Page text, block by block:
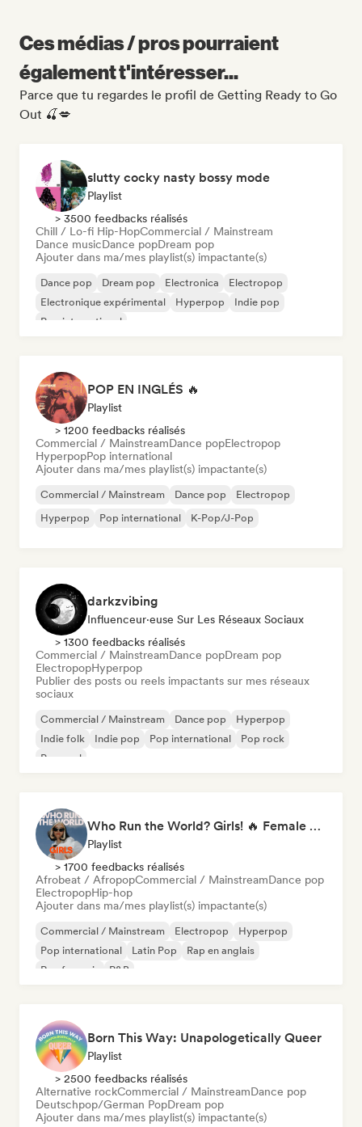
Ces médias / pros pourraient
également t'intéresser...
Parce que tu regardes le profil de Getting Ready to Go
Out 🍒💋
slutty cocky nasty bossy mode
Playlist
> 3500 feedbacks réalisés
Chill / Lo-fi Hip-HopCommercial / Mainstream
Dance musicDance popDream pop
Ajouter dans ma/mes playlist(s) impactante(s)
Dance pop Dream pop Electronica
Electropop
Electronique expérimental
Hyperpop
Indie pop
Pop international
POP EN INGLÉS 🔥
Playlist
> 1200 feedbacks réalisés
Commercial / MainstreamDance popElectropop
HyperpopPop international
Ajouter dans ma/mes playlist(s) impactante(s)
Commercial / Mainstream Dance pop
Electropop
Hyperpop
Pop international K-Pop/J-Pop
darkzvibing
Influenceur·euse Sur Les Réseaux Sociaux
> 1300 feedbacks réalisés
Commercial / MainstreamDance popDream pop
ElectropopHyperpop
Publier des posts ou reels impactants sur mes réseaux
sociaux
Commercial / Mainstream Dance pop
Hyperpop
Indie folk
Indie pop Pop international
Pop rock
Pop soul
Who Run the World? Girls! 🔥 Female Empowerment Pop & Girl-Power Anthems
Playlist
> 1700 feedbacks réalisés
Afrobeat / AfropopCommercial / MainstreamDance pop
ElectropopHip-hop
Ajouter dans ma/mes playlist(s) impactante(s)
Commercial / Mainstream Electropop
Hyperpop
Pop international
Latin Pop
Rap en anglais
Rap francais
R&B
Born This Way: Unapologetically Queer
Playlist
> 2500 feedbacks réalisés
Alternative rockCommercial / MainstreamDance pop
Deutschpop/German PopDream pop
Ajouter dans ma/mes playlist(s) impactante(s)